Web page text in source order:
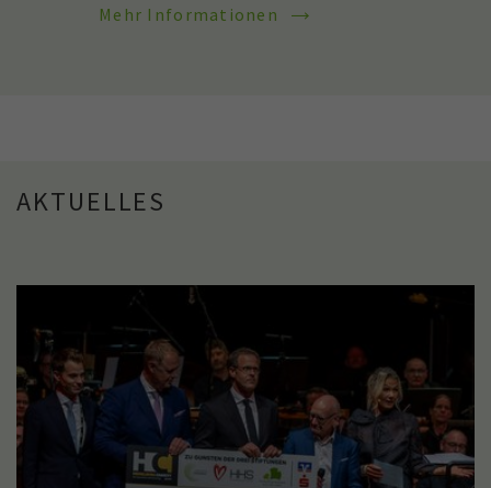
Mehr Informationen
AKTUELLES